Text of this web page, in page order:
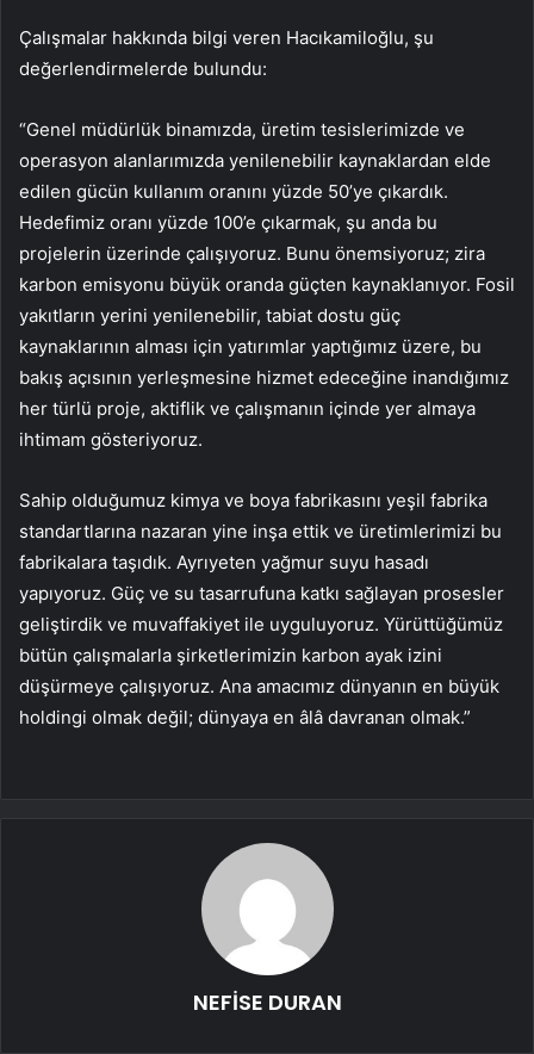
Çalışmalar hakkında bilgi veren Hacıkamiloğlu, şu
değerlendirmelerde bulundu:
“Genel müdürlük binamızda, üretim tesislerimizde ve
operasyon alanlarımızda yenilenebilir kaynaklardan elde
edilen gücün kullanım oranını yüzde 50’ye çıkardık.
Hedefimiz oranı yüzde 100’e çıkarmak, şu anda bu
projelerin üzerinde çalışıyoruz. Bunu önemsiyoruz; zira
karbon emisyonu büyük oranda güçten kaynaklanıyor. Fosil
yakıtların yerini yenilenebilir, tabiat dostu güç
kaynaklarının alması için yatırımlar yaptığımız üzere, bu
bakış açısının yerleşmesine hizmet edeceğine inandığımız
her türlü proje, aktiflik ve çalışmanın içinde yer almaya
ihtimam gösteriyoruz.
Sahip olduğumuz kimya ve boya fabrikasını yeşil fabrika
standartlarına nazaran yine inşa ettik ve üretimlerimizi bu
fabrikalara taşıdık. Ayrıyeten yağmur suyu hasadı
yapıyoruz. Güç ve su tasarrufuna katkı sağlayan prosesler
geliştirdik ve muvaffakiyet ile uyguluyoruz. Yürüttüğümüz
bütün çalışmalarla şirketlerimizin karbon ayak izini
düşürmeye çalışıyoruz. Ana amacımız dünyanın en büyük
holdingi olmak değil; dünyaya en âlâ davranan olmak.”
NEFİSE DURAN